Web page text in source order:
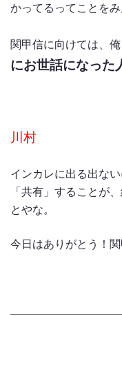
かってるってことを
関甲信に向けては、
にお世話になった
川村
インカレに出る出な
「共有」することが
とやな。
今日はありがとう！